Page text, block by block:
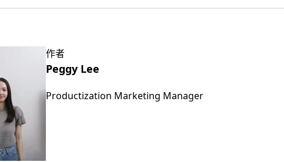
作者
Peggy Lee
Productization Marketing Manager